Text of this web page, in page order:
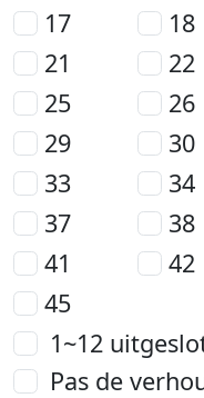
17
18
21
22
25
26
29
30
33
34
37
38
41
42
45
1~12
Pas de